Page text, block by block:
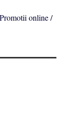
online /